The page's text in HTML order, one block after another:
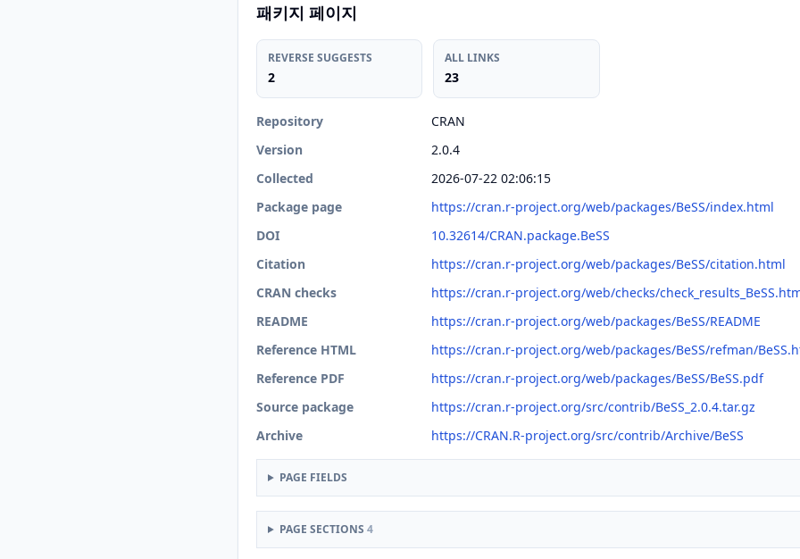
패키지 페이지
REVERSE SUGGESTS
2
ALL LINKS
23
Repository
CRAN
Version
2.0.4
Collected
2026-07-22 02:06:15
Package page
https://cran.r-project.org/web/packages/BeSS/index.html
DOI
10.32614/CRAN.package.BeSS
Citation
https://cran.r-project.org/web/packages/BeSS/citation.html
CRAN checks
https://cran.r-project.org/web/checks/
README
https://cran.r-project.org/web/packages/BeSS/README
Reference HTML
https://cran.r-project.org/web/packages/BeSS/refman/
Reference PDF
https://cran.r-project.org/web/packages/BeSS/BeSS.pdf
Source package
https://cran.r-project.org/src/contrib/BeSS_2.0.4.tar.gz
Archive
https://CRAN.R-project.org/src/contrib/Archive/BeSS
PAGE FIELDS
PAGE SECTIONS 4